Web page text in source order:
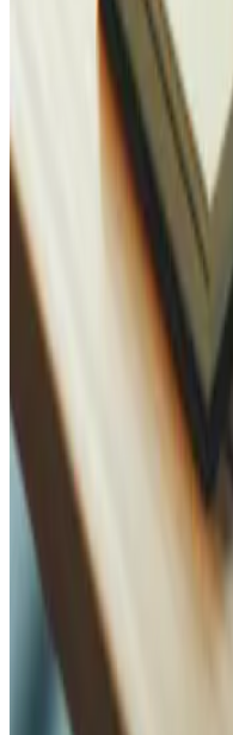
WhatsApp
Nom
Name
Email
Téléphone